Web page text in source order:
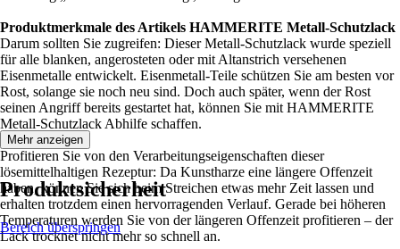
Produktmerkmale des Artikels HAMMERITE Metall-Schutzlack
Darum sollten Sie zugreifen: Dieser Metall-Schutzlack wurde speziell
für alle blanken, angerosteten oder mit Altanstrich versehenen
Eisenmetalle entwickelt. Eisenmetall-Teile schützen Sie am besten vor
Rost, solange sie noch neu sind. Doch auch später, wenn der Rost
seinen Angriff bereits gestartet hat, können Sie mit HAMMERITE
Metall-Schutzlack Abhilfe schaffen.
Profitieren Sie von den Verarbeitungseigenschaften dieser
lösemittelhaltigen Rezeptur: Da Kunstharze eine längere Offenzeit
haben, können Sie sich beim Streichen etwas mehr Zeit lassen und
erhalten trotzdem einen hervorragenden Verlauf. Gerade bei höheren
Temperaturen werden Sie von der längeren Offenzeit profitieren – der
Lack trocknet nicht mehr so schnell an.
Mehr anzeigen
Produktsicherheit
Bereich überspringen